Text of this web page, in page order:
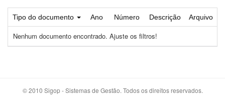
Tipo do documento Ano Número Descrição Arquivo
Nenhum documento encontrado. Ajuste os filtros!
© 2010 Sigop - Sistemas de Gestão. Todos os direitos reservados.